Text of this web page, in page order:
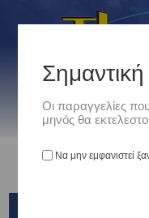
Οι παραγγελίες
μηνός θα
Να μην εμφανιστεί